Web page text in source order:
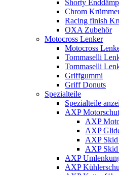
Shorty
Chrom
Racing finish
OXA Zubehör
Motocross Lenker
Motocross
Tommaselli
Tommaselli
Griffgummi
Griff Donuts
Spezialteile
Spezialteile
AXP
AXP
AXP
AXP Skid
AXP
AXP
AXP